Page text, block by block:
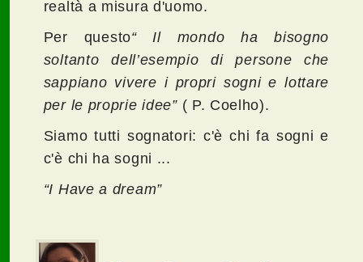
realtà a misura d'uomo.
Per questo“ Il mondo ha bisogno
soltanto dell’esempio di persone che
sappiano vivere i propri sogni e lottare
per le proprie idee” ( P. Coelho).
Siamo tutti sognatori: c'è chi fa sogni e
c'è chi ha sogni ...
“I Have a dream”